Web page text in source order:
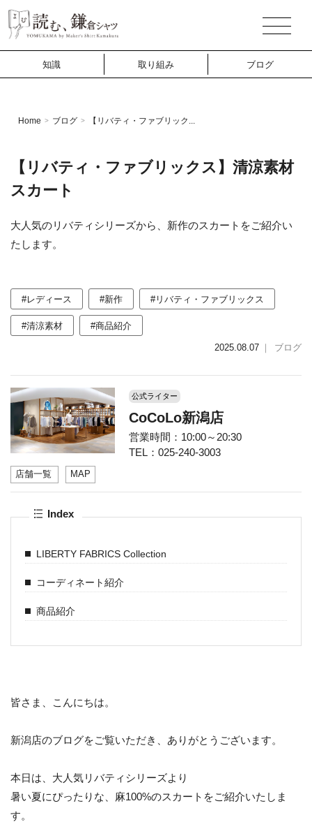
知識 取り組み ブログ
Home > ブログ > 【リバティ・ファブリック...
【リバティ・ファブリックス】清涼素材
スカート
大人気のリバティシリーズから、新作のスカートをご紹介い
たします。
#レディース #新作 #リバティ・ファブリックス
#清涼素材 #商品紹介
2025.08.07 ｜ ブログ
公式ライター
CoCoLo新潟店
営業時間：10:00～20:30
TEL：025-240-3003
店舗一覧 MAP
Index
LIBERTY FABRICS Collection
コーディネート紹介
商品紹介
皆さま、こんにちは。
新潟店のブログをご覧いただき、ありがとうございます。
本日は、大人気リバティシリーズより
暑い夏にぴったりな、麻100%のスカートをご紹介いたしま
す。